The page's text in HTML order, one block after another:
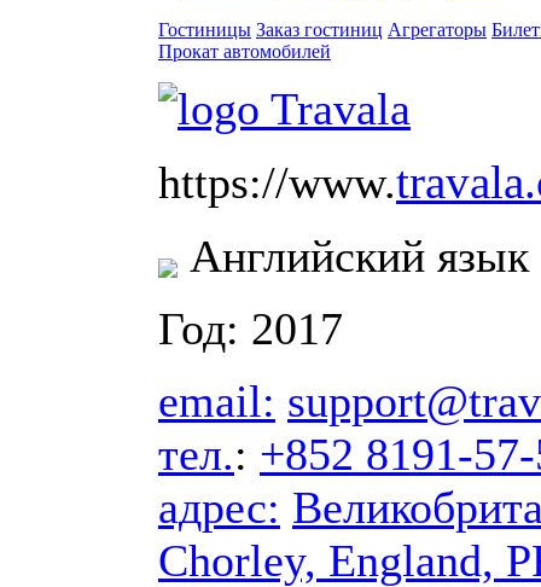
Гостиницы Заказ гостиниц Агрегаторы
Прокат автомобилей
https://www.
Английский язык
Год: 2017
email:
тел.: +852 8191-
адрес:
Chorley, England,